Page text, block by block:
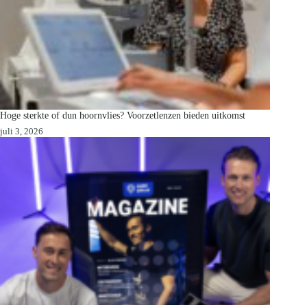
Hoge sterkte of dun hoornvlies? Voorzetlenzen bieden uitkomst
juli 3, 2026